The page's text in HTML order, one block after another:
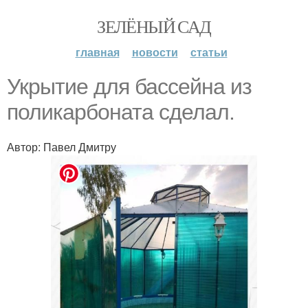
ЗЕЛЁНЫЙ САД
главная новости статьи
Укрытие для бассейна из
поликарбоната сделал.
Автор: Павел Дмитру